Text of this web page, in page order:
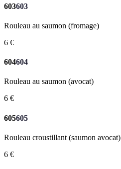
603603
Rouleau au saumon (fromage)
6 €
604604
Rouleau au saumon (avocat)
6 €
605605
Rouleau croustillant (saumon avocat)
6 €